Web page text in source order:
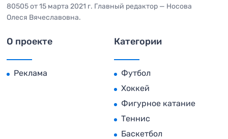
80505 от 15 марта 2021 г. Главный редактор — Носова
Олеся Вячеславовна.
О проекте
Реклама
Категории
Футбол
Хоккей
Фигурное катание
Теннис
Баскетбол